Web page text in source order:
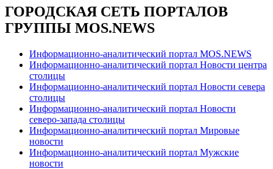
ГОРОДСКАЯ СЕТЬ ПОРТАЛОВ
ГРУППЫ MOS.NEWS
Информационно-аналитический портал MOS.NEWS
Информационно-аналитический портал Новости центра
столицы
Информационно-аналитический портал Новости севера
столицы
Информационно-аналитический портал Новости
северо-запада столицы
Информационно-аналитический портал Мировые
новости
Информационно-аналитический портал Мужские
новости